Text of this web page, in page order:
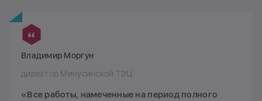
Владимир Моргун
директор Минусинской ТЭЦ
«Все работы, намеченные на период полного